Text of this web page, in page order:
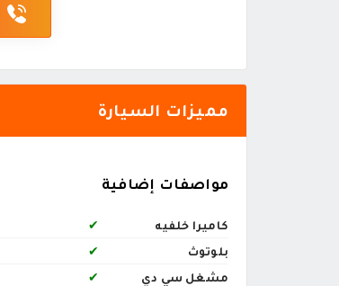
مميزات السيارة
مواصفات إضافية
كاميرا خلفيه
✔
بلوتوث
✔
مشغل سي دي
✔